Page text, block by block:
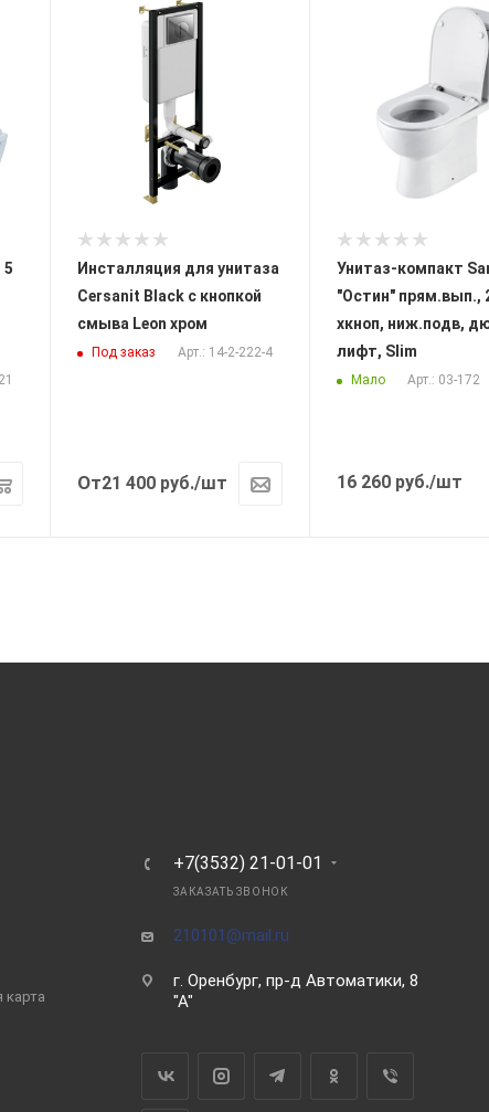
5
Инсталляция для унитаза
Cersanit Black с кнопкой
смыва Leon хром
Под заказ Арт.: 14-2-222-4
От21 400 руб./шт
Унитаз-компакт
"Остин" прям.вып.,
хкноп, ниж.подв, дюр. м/
лифт, Slim
Мало Арт.: 03-172
16 260руб./шт
карта
+7(3532) 21-01-01
ЗАКАЗАТЬ ЗВОНОК
210101@mail.ru
г. Оренбург, пр-д Автоматики, 8
"А"